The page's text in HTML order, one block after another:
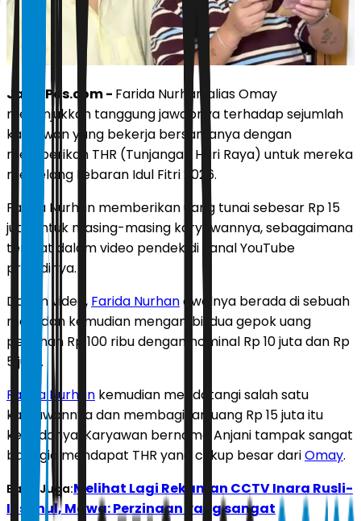
JawaPos.com - Farida Nurhan alias Omay
menunjukkan tanggung jawabnya terhadap sejumlah
karyawan yang bekerja bersamanya dengan
memberikan THR (Tunjangan Hari Raya) untuk mereka
menjelang Lebaran Idul Fitri 2026.
Farida Nurhan memberikan uang tunai sebesar Rp 15
juta untuk masing-masing karyawannya, sebagaimana
terlihat dalam video pendek di kanal YouTube
pribadinya.
Dalam video, Farida Nurhanawalnya berada di sebuah
meja dan kemudian mengambil dua gepok uang
pecahan Rp 100 ribu dengan nominal Rp 10 juta dan Rp
5 juta.
Farida Nurhan kemudian mendatangi salah satu
karyawannya dan membagikan uang Rp 15 juta itu
kepadanya. Karyawan bernama Anjani tampak sangat
bahagia mendapat THR yang cukup besar dariOmay.
Baca Juga:Melihat Lagi Rekaman CCTV Inara Rusli-
Insanul, Mawa: Perzinaan yang sangat